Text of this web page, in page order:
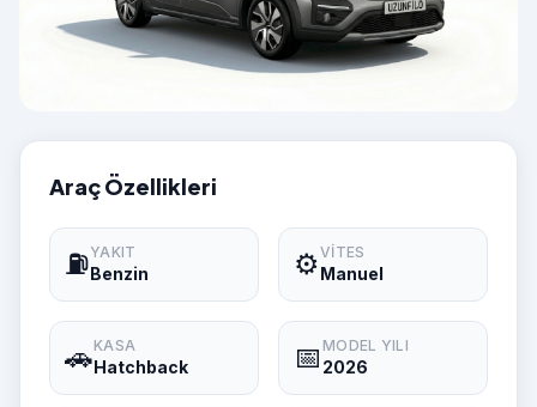
Araç Özellikleri
⛽YAKIT
Benzin ⚙️VITES
Manuel
🚗KASA
Hatchback 📅 MODEL YILI
2026